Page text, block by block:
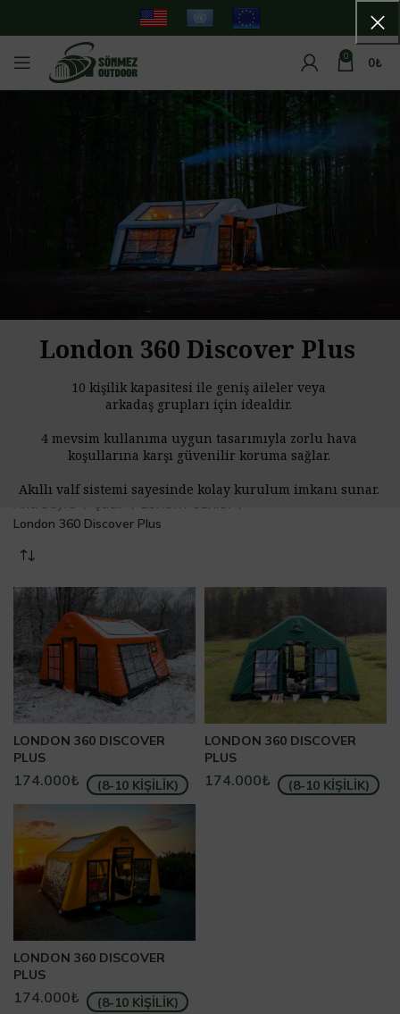
0 0₺
London 360 Discover Plus
10 kişilik kapasitesi ile geniş aileler veya
arkadaş grupları için idealdir.
4 mevsim kullanıma uygun tasarımıyla zorlu hava
koşullarına karşı güvenilir koruma sağlar.
Akıllı valf sistemi sayesinde kolay kurulum imkanı sunar.
Ana Sayfa Çadır
LUXURY SERİSİ
London 360 Discover Plus
LONDON 360 DISCOVER
PLUS
174.000₺ (8-10 KİŞİLİK)
LONDON 360 DISCOVER
PLUS
174.000₺ (8-10 KİŞİLİK)
LONDON 360 DISCOVER
PLUS
174.000₺ (8-10 KİŞİLİK)